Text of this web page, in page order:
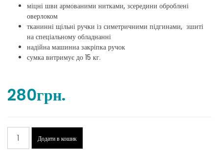
міцні шви армованими нитками, зсередини оброблені
оверлоком
тканинні щільні ручки із симетричними підгинами, зшиті
на спеціальному обладнанні
надійна машинна закріпка ручок
сумка витримує до 15 кг.
280грн.
Шопер
Погляд
Додати в кошик